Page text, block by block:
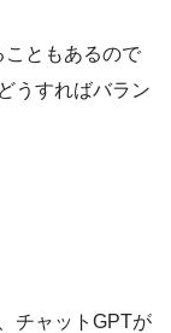
こともあるので
うすればバラン
チャットGPTが